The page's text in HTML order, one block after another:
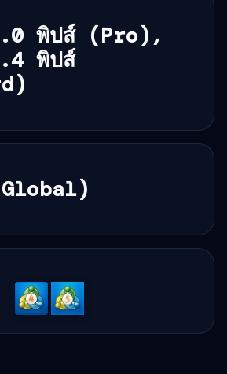
พิปส์ (Pro),
พิปส์
MetaTrader
4